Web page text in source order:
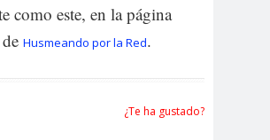
como este, en la página
Husmeando por la Red.
¿Te ha gustado?